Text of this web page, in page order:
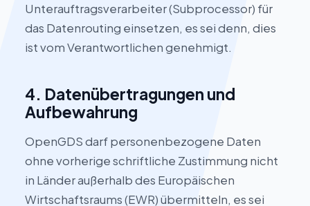
Unterauftragsverarbeiter (Subprocessor) für
das Datenrouting einsetzen, es sei denn, dies
ist vom Verantwortlichen genehmigt.
4. Datenübertragungen und
Aufbewahrung
OpenGDS darf personenbezogene Daten
ohne vorherige schriftliche Zustimmung nicht
in Länder außerhalb des Europäischen
Wirtschaftsraums (EWR) übermitteln, es sei